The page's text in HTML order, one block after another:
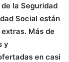
la Seguridad
Social están
Más de
y
en casi